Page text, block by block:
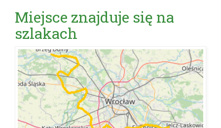
Miejsce znajduje się na
szlakach